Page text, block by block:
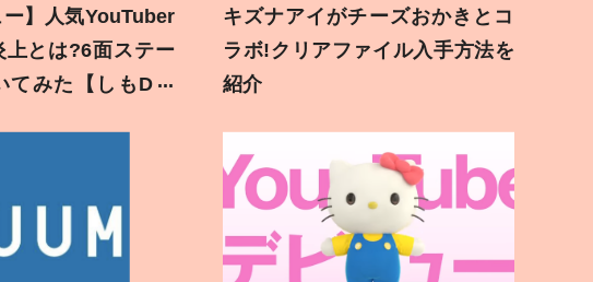
ー】人気YouTuber
上とは?6面ステー
てみた【しもD遅
キズナアイがチーズおかきとコ
ラボ!クリアファイル入手方法を
紹介